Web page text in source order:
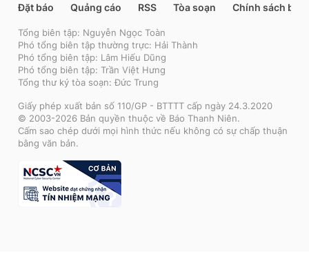
Đặt báo Quảng cáo RSS Tòa soạn Chính sách bảo
Tổng biên tập: Nguyễn Ngọc Toàn
Phó tổng biên tập thường trực: Hải Thành
Phó tổng biên tập: Lâm Hiếu Dũng
Phó tổng biên tập: Trần Việt Hưng
Tổng thư ký tòa soạn: Đức Trung
Giấy phép xuất bản số 110/GP - BTTTT cấp ngày 24.3.2020
© 2003-2026 Bản quyền thuộc về Báo Thanh Niên.
Cấm sao chép dưới mọi hình thức nếu không có sự chấp thuận
bằng văn bản.